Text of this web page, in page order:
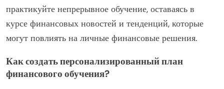
практикуйте непрерывное обучение, оставаясь в
курсе финансовых новостей и тенденций, которые
могут повлиять на личные финансовые решения.
Как создать персонализированный план
финансового обучения?